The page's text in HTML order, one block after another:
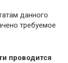
данного
требуемое
проводится